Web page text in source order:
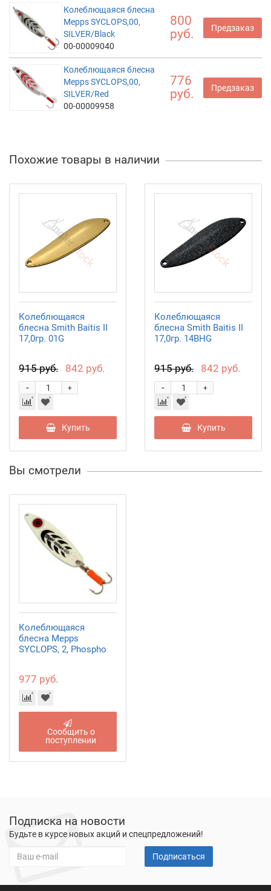
Колеблющаяся блесна
Mepps SYCLOPS,00,
SILVER/Black
00-00009040
800
руб.
Предзаказ
Колеблющаяся блесна
Mepps SYCLOPS,00,
SILVER/Red
00-00009958
776
руб.
Предзаказ
Похожие товары в наличии
Колеблющаяся
блесна Smith Baitis II
17,0гр. 01G
915 руб. 842 руб.
+
-
Купить
Колеблющаяся
блесна Smith Baitis II
17,0гр. 14BHG
915 руб. 842 руб.
+
-
Купить
Вы смотрели
Колеблющаяся
блесна Mepps
SYCLOPS, 2, Phospho
977 руб.
Сообщить о
поступлении
Подписка на новости
Будьте в курсе новых акций и спецпредложений!
Подписаться